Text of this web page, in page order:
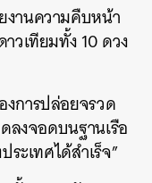
งานความคืบหน้า
เทียมทั้ง 10 ดวง
งการปล่อยจรวด
งจอดบนฐานเรือ
ะเทศได้สำเร็จ”